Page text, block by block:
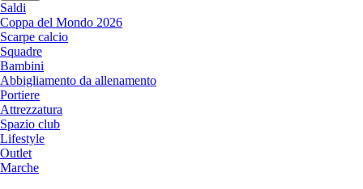
Saldi
Coppa del Mondo 2026
Scarpe calcio
Squadre
Bambini
Abbigliamento da allenamento
Portiere
Attrezzatura
Spazio club
Lifestyle
Outlet
Marche